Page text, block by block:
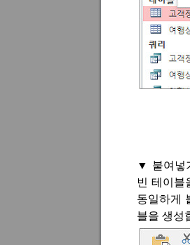
▼ 붙여넣
빈 테이블
동일하게
블을 생성